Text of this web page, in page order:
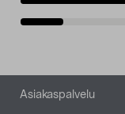
Alatunniste
Asiakaspalvelu